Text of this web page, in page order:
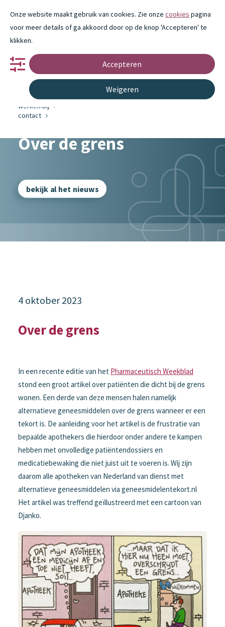
portfolio
partnerschap
innovatie
over ons
werken bij
contact
nieuws
Over de grens
bekijk al het nieuws
4 oktober 2023
Over de grens
In een recente editie van het Pharmaceutisch Weekblad
stond een groot artikel over patiënten die dicht bij de grens
wonen. Een derde van deze mensen halen namelijk
alternatieve geneesmiddelen over de grens wanneer er een
tekort is. De aanleiding voor het artikel is de frustratie van
bepaalde apothekers die hierdoor onder andere te kampen
hebben met onvolledige patiëntendossiers en
medicatiebewaking die niet juist uit te voeren is. Wij zijn
daarom alle apotheken van Nederland van dienst met
alternatieve geneesmiddelen via geneesmidelentekort.nl
Het artikel was treffend geïllustreerd met een cartoon van
Djanko.
Onze website maakt gebruik van cookies. Zie onze cookies pagina
voor meer details of ga akkoord door op de knop 'Accepteren' te
klikken.
Accepteren
Weigeren